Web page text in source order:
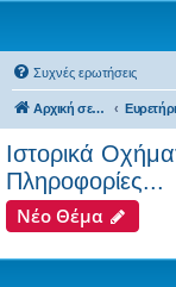
Συχνές ερωτήσεις
Αρχική σελίδα
Ιστορικά
Πληροφορίες...
Νέο Θέμα